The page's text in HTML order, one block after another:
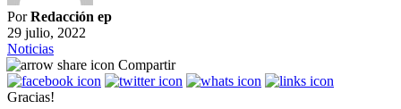
PorRedacción ep
29 julio, 2022
Noticias
Compartir
Gracias!